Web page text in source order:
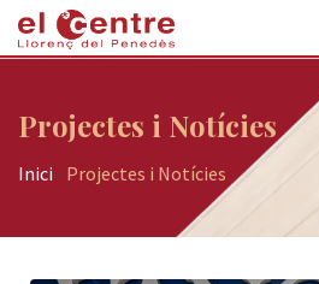
Projectes i Notícies
Inici - Projectes i Notícies